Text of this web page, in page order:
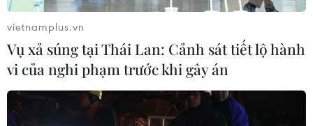
vietnamplus.vn
Vụ xả súng tại Thái Lan: Cảnh sát tiết lộ hành
vi của nghi phạm trước khi gây án